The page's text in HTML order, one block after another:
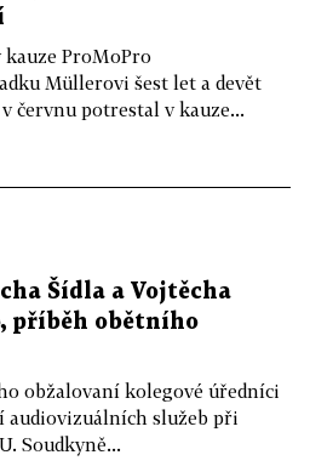
kauze ProMoPro
Müllerovi šest let a devět
červnu potrestal v kauze...
Šídla a Vojtěcha
příběh obětního
obžalovaní kolegové úředníci
audiovizuálních služeb při
Soudkyně...